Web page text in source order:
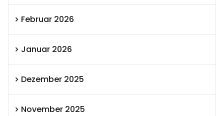
Februar 2026
Januar 2026
Dezember 2025
November 2025